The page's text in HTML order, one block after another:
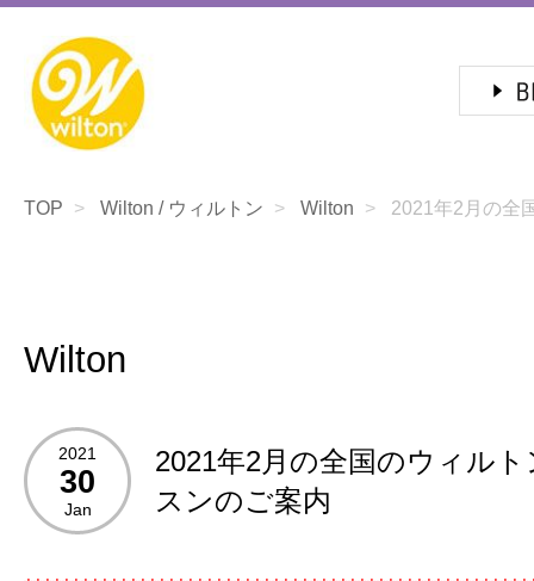
TOP Wilton / ウィルトン Wilton 2021年2月の全
Wilton
2021
30
Jan
2021年2月の全国のウィル
スンのご案内